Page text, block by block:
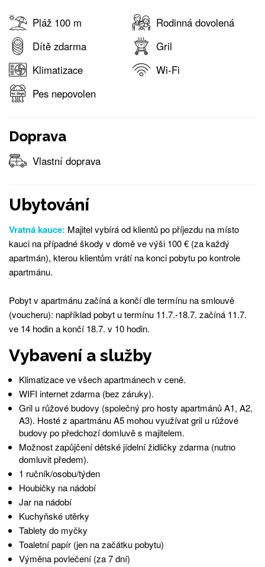
Pláž 100 m
Rodinná dovolená
Dítě zdarma
Gril
Klimatizace
Wi-Fi
Pes nepovolen
Doprava
Vlastní doprava
Ubytování
Vratná kauce: Majitel vybírá od klientů po příjezdu na místo
kauci na případné škody v domě ve výši 100 € (za každý
apartmán), kterou klientům vrátí na konci pobytu po kontrole
apartmánu.
Pobyt v apartmánu začíná a končí dle termínu na smlouvě
(voucheru): například pobyt u termínu 11.7.-18.7. začíná 11.7.
ve 14 hodin a končí 18.7. v 10 hodin.
Vybavení a služby
Klimatizace ve všech apartmánech v ceně.
WIFI internet zdarma (bez záruky).
Gril u růžové budovy (společný pro hosty apartmánů A1, A2,
A3). Hosté z apartmánu A5 mohou využívat gril u růžové
budovy po předchozí domluvě s majitelem.
Možnost zapůjčení dětské jídelní židličky zdarma (nutno
domluvit předem).
1 ručník/osobu/týden
Houbičky na nádobí
Jar na nádobí
Kuchyňské utěrky
Tablety do myčky
Toaletní papír (jen na začátku pobytu)
Výměna povlečení (za 7 dní)